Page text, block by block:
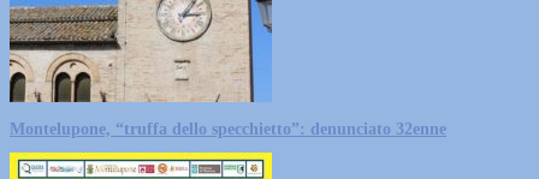
Montelupone, “truffa dello specchietto”: denunciato 32enne